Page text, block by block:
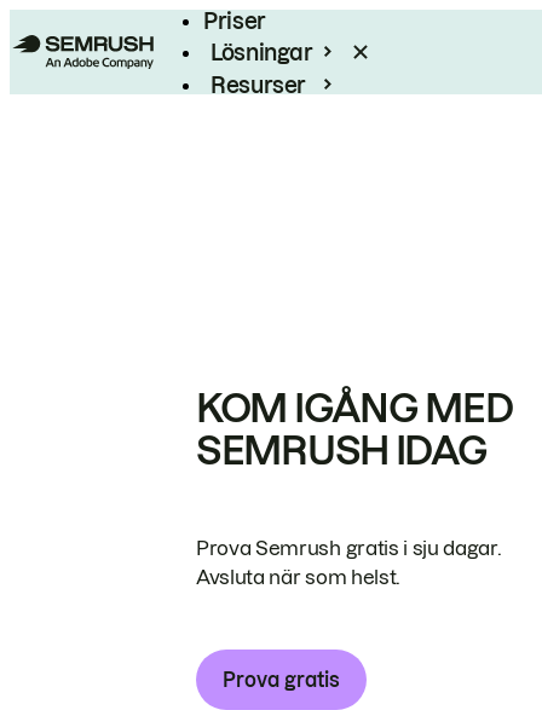
Priser
Lösningar
Resurser
KOM IGÅNG MED
SEMRUSH IDAG
Prova Semrush gratis i sju dagar.
Avsluta när som helst.
Prova gratis